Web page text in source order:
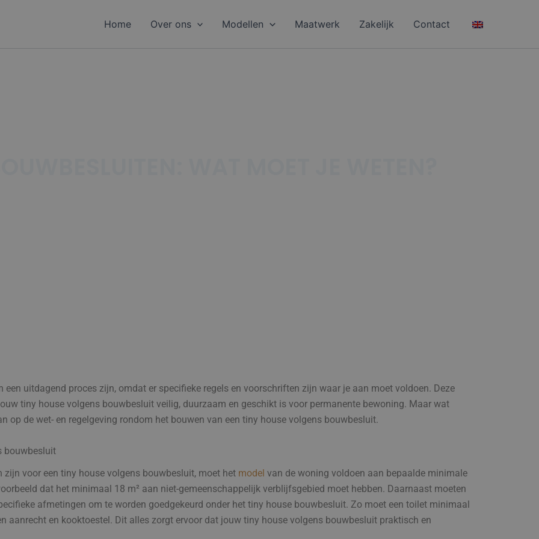
Home Over ons Modellen Maatwerk Zakelijk Contact
uitdagend proces zijn, omdat er specifieke regels en voorschriften zijn waar je aan moet voldoen. Deze
tiny house volgens bouwbesluit veilig, duurzaam en geschikt is voor permanente bewoning. Maar wat
op de wet- en regelgeving rondom het bouwen van een tiny house volgens bouwbesluit.
bouwbesluit
voor een tiny house volgens bouwbesluit, moet het model van de woning voldoen aan bepaalde minimale
dat het minimaal 18 m² aan niet-gemeenschappelijk verblijfsgebied moet hebben. Daarnaast moeten
afmetingen om te worden goedgekeurd onder het tiny house bouwbesluit. Zo moet een toilet minimaal
aanrecht en kooktoestel. Dit alles zorgt ervoor dat jouw tiny house volgens bouwbesluit praktisch en